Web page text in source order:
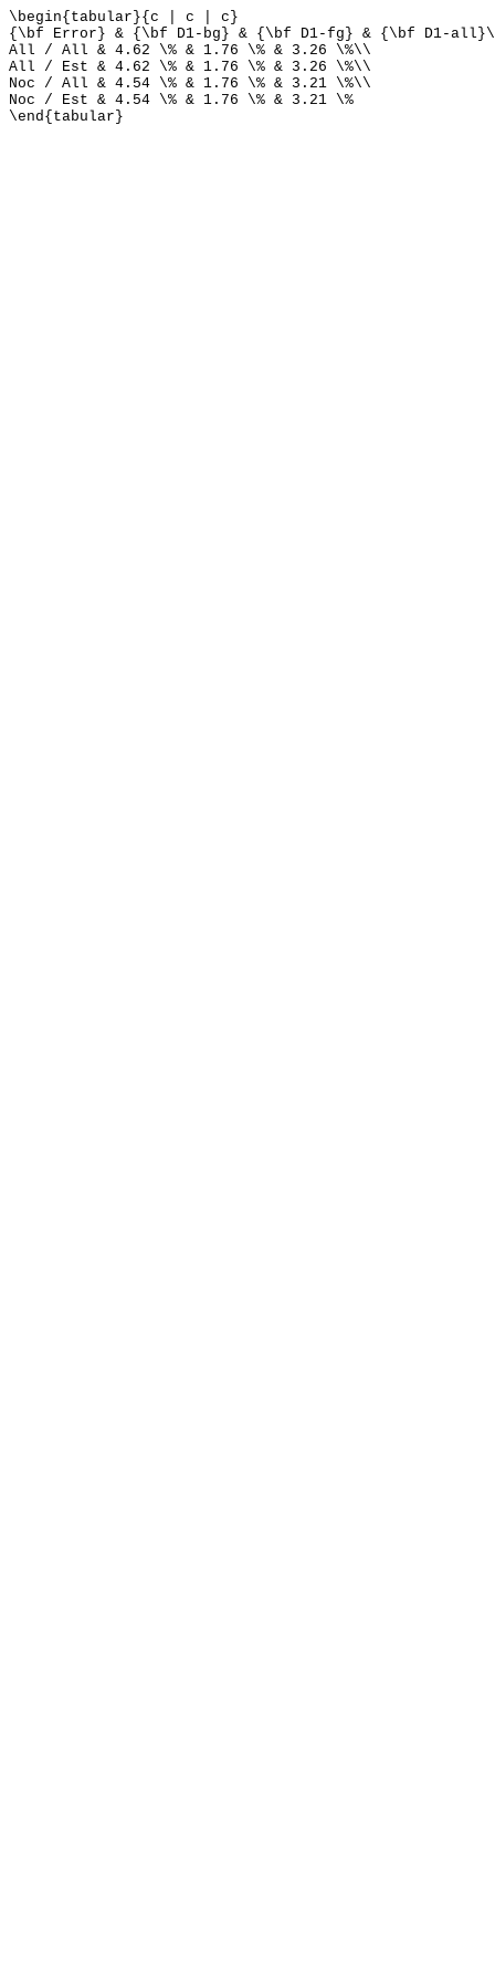
\begin{tabular}{c | c | c}
{\bf Error} & {\bf D1-bg} & {\bf D1-fg} & {\bf D1-
All / All & 4.62 \% & 1.76 \% & 3.26 \%\\
All / Est & 4.62 \% & 1.76 \% & 3.26 \%\\
Noc / All & 4.54 \% & 1.76 \% & 3.21 \%\\
Noc / Est & 4.54 \% & 1.76 \% & 3.21 \%
\end{tabular}